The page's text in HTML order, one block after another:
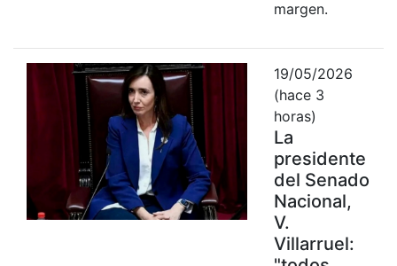
margen.
19/05/2026
(hace 3
horas)
La
presidente
del Senado
Nacional,
V.
Villarruel: